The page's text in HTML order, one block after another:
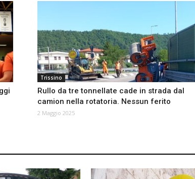
Trissino
Rullo da tre tonnellate cade in strada dal
camion nella rotatoria. Nessun ferito
2 Maggio 2025